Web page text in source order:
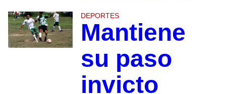
DEPORTES
Mantiene
su paso
invicto